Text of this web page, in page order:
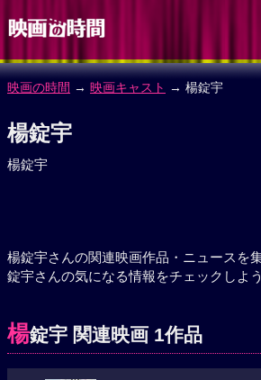
映画の時間 → 映画キャスト → 楊錠宇
楊錠宇
楊錠宇
楊錠宇さんの関連映画作品・ニュースを
錠宇さんの気になる情報をチェックしよう
楊錠宇 関連映画 1作品